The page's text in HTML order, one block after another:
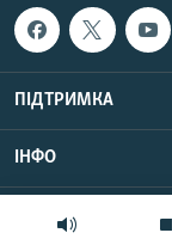
ПІДТРИМКА
ІНФО